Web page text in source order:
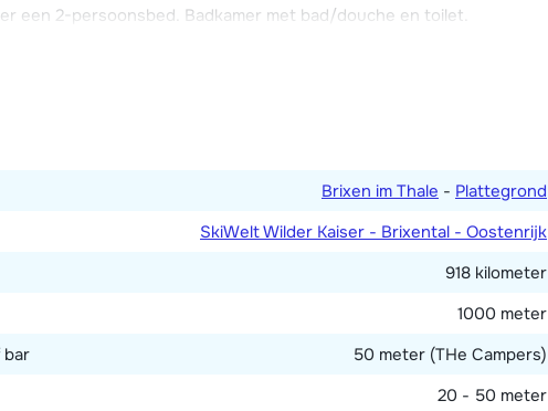
een 2-persoonsbed. Badkamer met bad/douche en toilet.
Brixen im Thale - Plattegrond
SkiWelt Wilder Kaiser - Brixental - Oostenrijk
918 kilometer
1000 meter
50 meter (THe Campers)
20 - 50 meter